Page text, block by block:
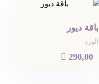
باقة ديور
الورد
 290,00